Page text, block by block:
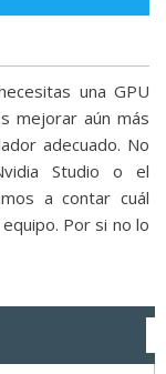
una GPU
mejorar aún más
adecuado. No
Studio o el
a contar cuál
Por si no lo